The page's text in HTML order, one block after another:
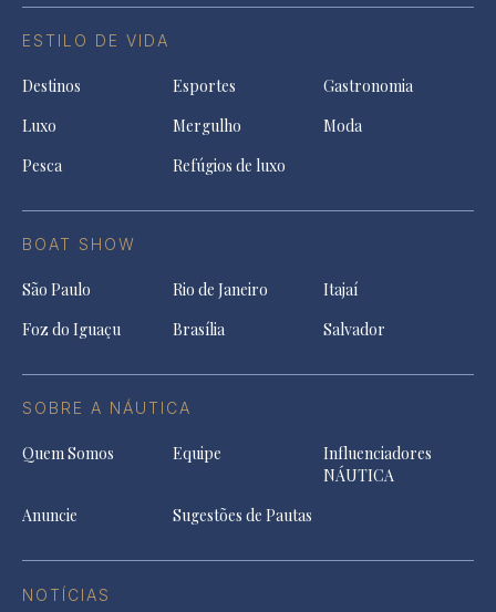
ESTILO DE VIDA
Destinos Esportes
Gastronomia
Luxo
Mergulho
Moda
Pesca
Refúgios de luxo
BOAT SHOW
São Paulo Rio de Janeiro
Itajaí
Foz do Iguaçu
Brasília Salvador
SOBRE A NÁUTICA
Quem Somos Equipe
Influenciadores
NÁUTICA
Anuncie
Sugestões de Pautas
NOTÍCIAS